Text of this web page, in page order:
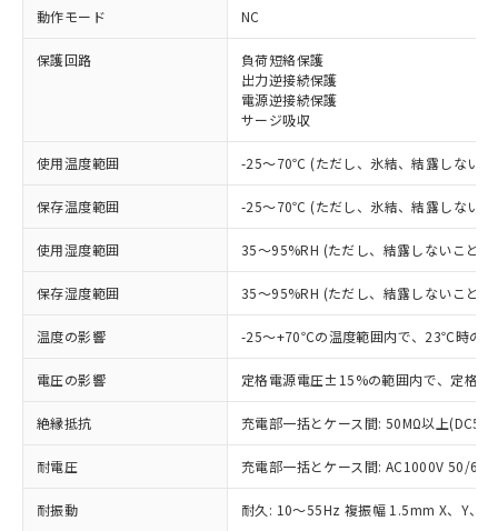
動作モード NC
保護回路
負荷短絡保護
出力逆接続保護
電源逆接続保護
サージ吸収
使用温度範囲 -25～70℃ (ただし、氷結、結露しないこ
保存温度範囲 -25～70℃ (ただし、氷結、結露しないこ
使用湿度範囲 35～95%RH (ただし、結露しないこと)
保存湿度範囲 35～95%RH (ただし、結露しないこと)
温度の影響 -25～+70℃の温度範囲内で、23℃時の
電圧の影響 定格電源電圧±15%の範囲内で、定格
絶縁抵抗 充電部一括とケース間: 50MΩ以上
耐電圧 充電部一括とケース間: AC1000V 50/
耐振動 耐久: 10～55Hz 複振幅 1.5mm X、Y、Z
ご利用条件
以下の条件をお読みいただき、同意のうえ
本サービスは、当社制御機器事業取扱
商品の当社在庫状況および標準価格
(税抜)を提供させていただくもので
当社制御機器事業取扱商品の中には、
本サービスの対象外となる商品もある
ことをご了承ください。
在庫状況および標準価格照会結果は、
記載している更新日時点での社内デー
※1 対応状況
対応済み：EU RoHS指令（10物質）の
非含有に対応した製品が提供可能な商品で
対応予定：EU RoHS指令（10物質）の非含
商品です。
対応予定なし：EU RoHS指令（10物質）の
非含有に非対応の商品で、対応品を出す予
定はありません。
調査・確認中：EU RoHS指令（10物質）の
非含有の対応状況を調査中または確認中の
非該当品：ライセンス料など無形物で、有
害物質有無と関係のない商品です。
仕入先様の事情により、非含有部品として
いたものが、含有品と判明した場合などや
むを得ず変更することがあります。
*EU RoHS指令（10物質）：
※1 中国RoHS○×表
「○」：最大均質材料含有率が中国RoHSの
基準値以下であることを示します。
「×」：最大均質材料含有率が中国RoHSの
基準値を超えていることを示します。
「－」：未確認です。当社販売部門へお問
い合わせください。
当社は、これら貴社製品のうち、外国
為替および外国貿易法に定める商品
（以下｢規制貨物等」という）を輸出